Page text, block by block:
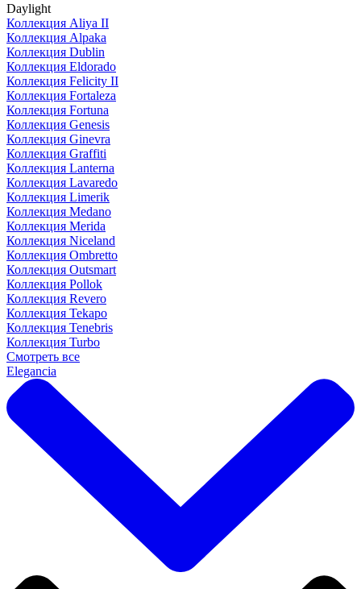
Daylight
Коллекция Aliya II
Коллекция Alpaka
Коллекция Dublin
Коллекция Eldorado
Коллекция Felicity II
Коллекция Fortaleza
Коллекция Fortuna
Коллекция Genesis
Коллекция Ginevra
Коллекция Graffiti
Коллекция Lanterna
Коллекция Lavaredo
Коллекция Limerik
Коллекция Medano
Коллекция Merida
Коллекция Niceland
Коллекция Ombretto
Коллекция Outsmart
Коллекция Pollok
Коллекция Revero
Коллекция Tekapo
Коллекция Tenebris
Коллекция Turbo
Смотреть все
Elegancia